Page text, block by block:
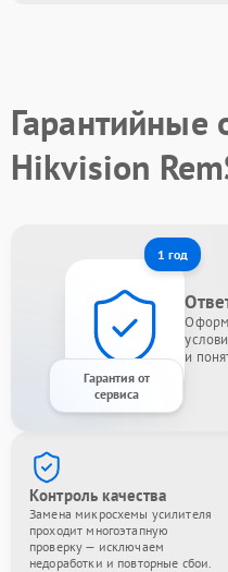
Гарантийные
Hikvision
1 год
Гарантия от
сервиса
и
Контроль качества
Замена микросхемы усилителя
проходит многоэтапную
проверку — исключаем
недоработки и повторные сбои.